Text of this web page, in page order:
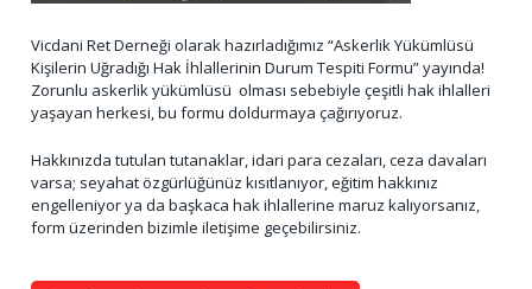
Vicdani Ret Derneği olarak hazırladığımız “Askerlik Yükümlüsü
Kişilerin Uğradığı Hak İhlallerinin Durum Tespiti Formu” yayında!
Zorunlu askerlik yükümlüsü olması sebebiyle çeşitli hak ihlalleri
yaşayan herkesi, bu formu doldurmaya çağırıyoruz.
Hakkınızda tutulan tutanaklar, idari para cezaları, ceza davaları
varsa; seyahat özgürlüğünüz kısıtlanıyor, eğitim hakkınız
engelleniyor ya da başkaca hak ihlallerine maruz kalıyorsanız,
form üzerinden bizimle iletişime geçebilirsiniz.